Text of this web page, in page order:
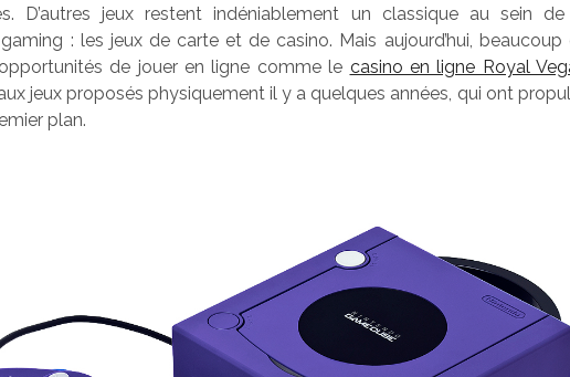
D’autres jeux restent indéniablement un classique au sein
: les jeux de carte et de casino. Mais aujourd’hui, beaucoup
de jouer en ligne comme le casino en ligne Royal
jeux proposés physiquement il y a quelques années, qui ont
plan.